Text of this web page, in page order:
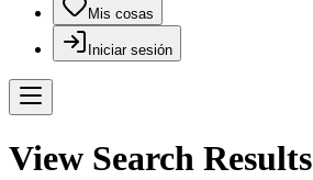
Mis cosas
Iniciar sesión
View Search Results